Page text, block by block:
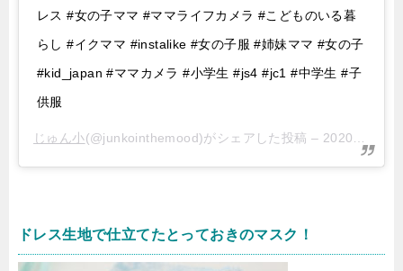
レス #女の子ママ #ママライフカメラ #こどものいる暮
らし #イクママ #instalike #女の子服 #姉妹ママ #女の子
#kid_japan #ママカメラ #小学生 #js4 #jc1 #中学生 #子
供服
じゅん小(@junkointhemood)がシェアした投稿 – 2020年10月月19日午後3時59分PDT
ドレス生地で仕立てたとっておきのマスク！